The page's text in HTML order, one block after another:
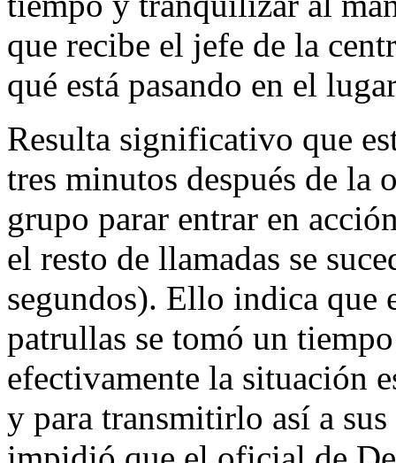
que recibe el jefe de la
qué está pasando en el
Resulta significativo que
tres minutos después de la
grupo parar entrar en
el resto de llamadas se
segundos). Ello indica que
patrullas se tomó un
efectivamente la situación
y para transmitirlo así a